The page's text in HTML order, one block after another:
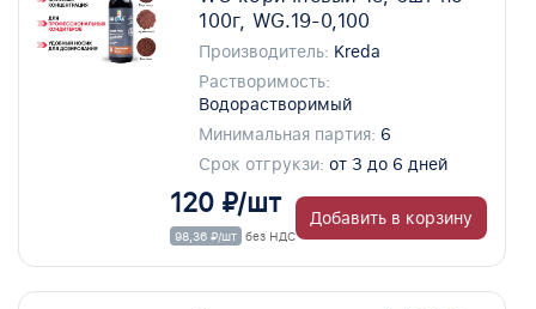
100г, WG.19-0,100
Производитель: Kreda
Растворимость:
Водорастворимый
Минимальная партия: 6
Срок отгрукзи: от 3 до 6 дней
120 ₽/шт
98,36 ₽/шт без НДС
Добавить в корзину